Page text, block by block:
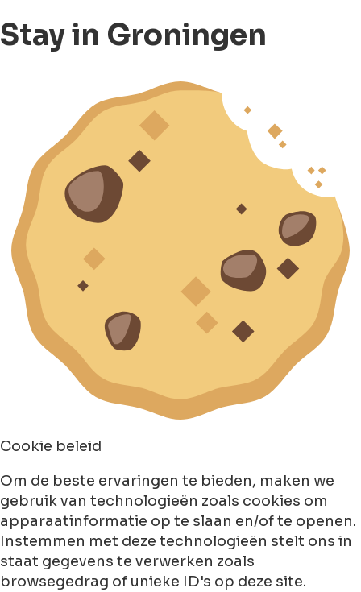
Stay in Groningen
Cookie beleid
Om de beste ervaringen te bieden, maken we
gebruik van technologieën zoals cookies om
apparaatinformatie op te slaan en/of te openen.
Instemmen met deze technologieën stelt ons in
staat gegevens te verwerken zoals
browsegedrag of unieke ID's op deze site.